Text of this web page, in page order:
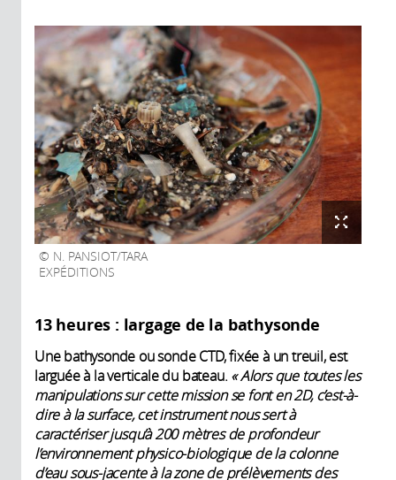
N. PANSIOT/TARA
EXPÉDITIONS
13 heures : largage de la bathysonde
Une bathysonde ou sonde CTD, fixée à un treuil, est
larguée à la verticale du bateau. « Alors que toutes les
manipulations sur cette mission se font en 2D, c’est-à-
dire à la surface, cet instrument nous sert à
caractériser jusqu’à 200 mètres de profondeur
l’environnement physico-biologique de la colonne
d’eau sous-jacente à la zone de prélèvements des